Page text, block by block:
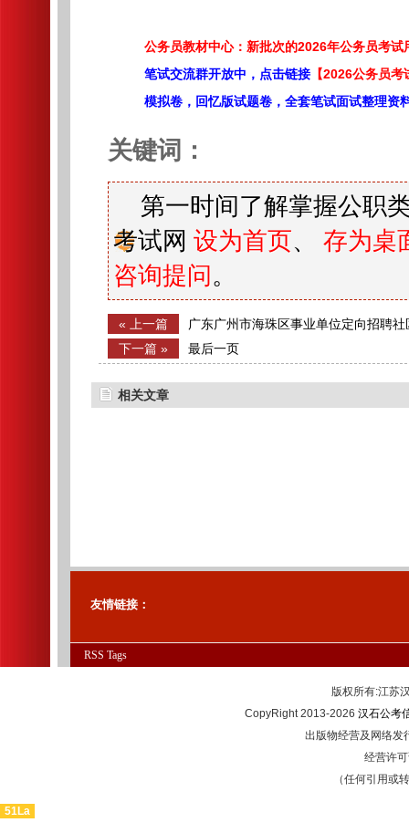
公务员教材中心：新批次的2026年公务员考试
笔试交流群开放中，点击链接 【2026公务员
模拟卷，回忆版试题卷，全套笔试面试整理资
关键词：
第一时间了解掌握公职
考试网 设为首页、 存为桌
咨询提问 。
« 上一篇 广东广州市海珠区事业单位定向招聘
格复审通知
下一篇 » 最后一页
相关文章
友情链接：
RSS Tags
版权所有:江苏
CopyRight 2013-2026汉石公考
出版物经营及网络发
经营许
（任何引用或
51La